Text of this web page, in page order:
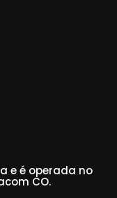
e é operada no
CO.